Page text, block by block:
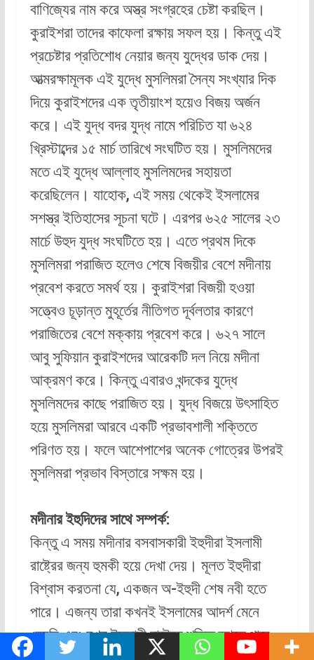
বাণিজ্যের নাম করে অস্ত্র সংগ্রহের চেষ্টা করছিল।
কুরাইশরা তাদের কাফেলা রক্ষায় সফল হয়। কিন্তু এই
প্রচেষ্টার প্রতিশোধ নেয়ার জন্য যুদ্ধের ডাক দেয়।
আত্মরক্ষামূলক এই যুদ্ধে মুসলিমরা সৈন্য সংখ্যার দিক
দিয়ে কুরাইশদের এক তৃতীয়াংশ হয়েও বিজয় অর্জন
করে। এই যুদ্ধ বদর যুদ্ধ নামে পরিচিত যা ৬২৪
খ্রিস্টাব্দের ১৫ মার্চ তারিখে সংঘটিত হয়। মুসলিমদের
মতে এই যুদ্ধে আল্লাহ মুসলিমদের সহায়তা
করেছিলেন। যাহোক, এই সময় থেকেই ইসলামের
সশস্ত্র ইতিহাসের সূচনা ঘটে। এরপর ৬২৫ সালের ২৩
মার্চে উহুদ যুদ্ধ সংঘটিতে হয়। এতে প্রথম দিকে
মুসলিমরা পরাজিত হলেও শেষে বিজয়ীর বেশে মদীনায়
প্রবেশ করতে সমর্থ হয়। কুরাইশরা বিজয়ী হওয়া
সত্ত্বেও চূড়ান্ত মুহূর্তের নীতিগত দূর্বলতার কারণে
পরাজিতের বেশে মক্কায় প্রবেশ করে। ৬২৭ সালে
আবু সুফিয়ান কুরাইশদের আরেকটি দল নিয়ে মদীনা
আক্রমণ করে। কিন্তু এবারও খন্দকের যুদ্ধে
মুসলিমদের কাছে পরাজিত হয়। যুদ্ধ বিজয়ে উৎসাহিত
হয়ে মুসলিমরা আরবে একটি প্রভাবশালী শক্তিতে
পরিণত হয়। ফলে আশেপাশের অনেক গোত্রের উপরই
মুসলিমরা প্রভাব বিস্তারে সক্ষম হয়।
মদীনার ইহুদিদের সাথে সম্পর্ক:
কিন্তু এ সময় মদীনার বসবাসকারী ইহুদীরা ইসলামী
রাষ্ট্রের জন্য হুমকী হয়ে দেখা দেয়। মূলত ইহুদীরা
বিশ্বাস করতনা যে, একজন অ-ইহুদী শেষ নবী হতে
পারে। এজন্য তারা কখনই ইসলামের আদর্শ মেনে
নেয়নি এবং যখন ইসলামী রাষ্ট্রের শক্তি বুঝতে পারে